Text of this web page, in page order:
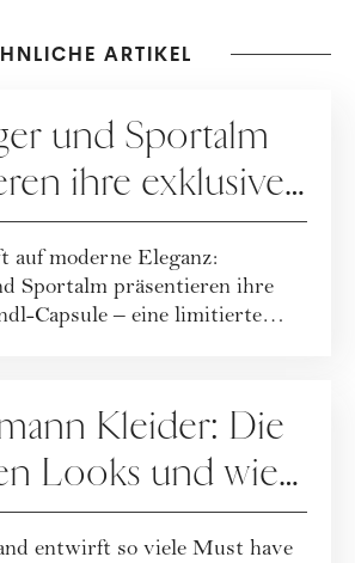
ARTIKEL
und Sportalm
ihre exklusive
moderne Eleganz:
Sportalm präsentieren ihre
Capsule – eine limitierte
Kleider: Die
Looks und wie
kombinieren
entwirft so viele Must have